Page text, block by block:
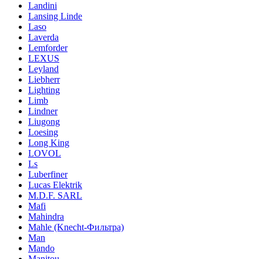
Landini
Lansing Linde
Laso
Laverda
Lemforder
LEXUS
Leyland
Liebherr
Lighting
Limb
Lindner
Liugong
Loesing
Long King
LOVOL
Ls
Luberfiner
Lucas Elektrik
M.D.F. SARL
Mafi
Mahindra
Mahle (Knecht-Фильтра)
Man
Mando